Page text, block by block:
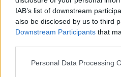
IAB’s list of downstream
also be disclosed by us to third
Downstream Participants that
Personal Data Processing